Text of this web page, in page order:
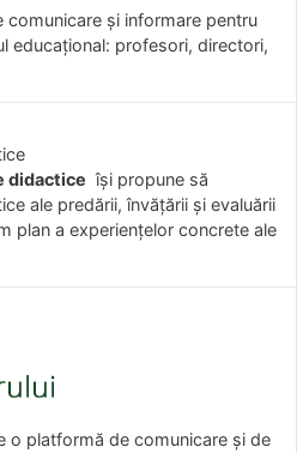
comunicare și informare pentru
educațional: profesori, directori,
didactice îşi propune să
ale predării, învăţării şi evaluării
plan a experienţelor concrete ale
o platformă de comunicare și de